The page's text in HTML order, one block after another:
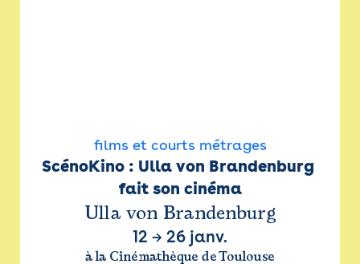
films et courts métrages
ScénoKino : Ulla von Brandenburg
fait son cinéma
Ulla von Brandenburg
12 → 26 janv.
à la Cinémathèque de Toulouse